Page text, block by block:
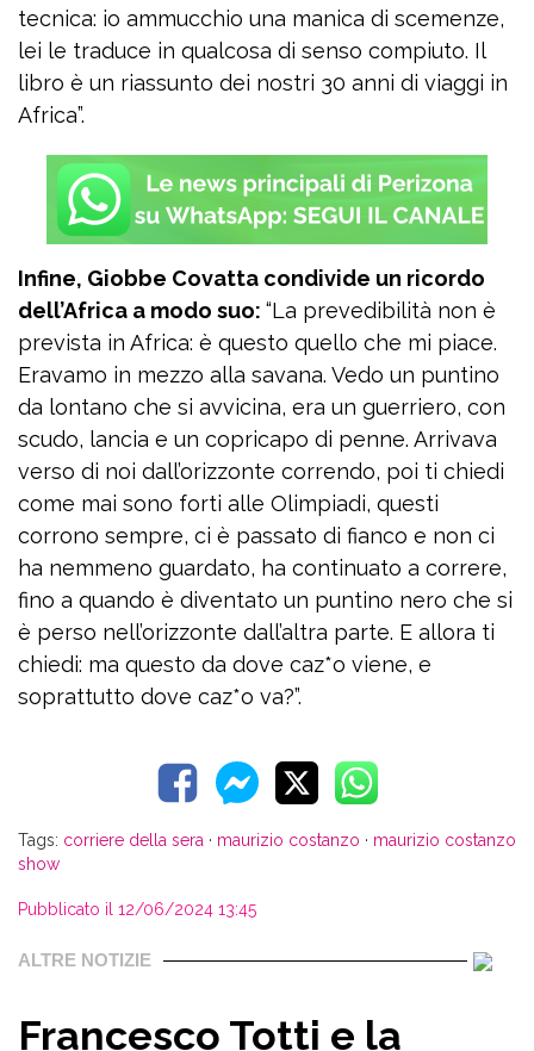
tecnica: io ammucchio una manica di scemenze,
lei le traduce in qualcosa di senso compiuto. Il
libro è un riassunto dei nostri 30 anni di viaggi in
Africa”.
Infine, Giobbe Covatta condivide un ricordo
dell’Africa a modo suo: “La prevedibilità non è
prevista in Africa: è questo quello che mi piace.
Eravamo in mezzo alla savana. Vedo un puntino
da lontano che si avvicina, era un guerriero, con
scudo, lancia e un copricapo di penne. Arrivava
verso di noi dall’orizzonte correndo, poi ti chiedi
come mai sono forti alle Olimpiadi, questi
corrono sempre, ci è passato di fianco e non ci
ha nemmeno guardato, ha continuato a correre,
fino a quando è diventato un puntino nero che si
è perso nell’orizzonte dall’altra parte. E allora ti
chiedi: ma questo da dove caz*o viene, e
soprattutto dove caz*o va?”.
Tags: corriere della sera · maurizio costanzo · maurizio costanzo
show
Pubblicato il 12/06/2024 13:45
ALTRE NOTIZIE
Francesco Totti e la